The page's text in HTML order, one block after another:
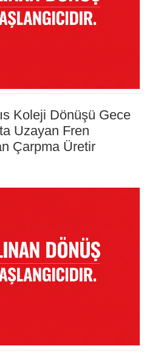
Koleji Dönüşü Gece
Uzayan Fren
Çarpma Üretir